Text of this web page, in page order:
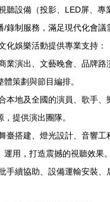
聽設備（投影、LED屏、專
錄制服務，滿足現代化會議
化娛樂活動提供專業支持：
業演出、文藝晚會、品牌路
策劃與節目編排。
本地及全國的演員、歌手、
提供演出團隊。
臺搭建、燈光設計、音響工
用，打造震撼的視聽效果。
手續協助、設備運輸安裝、